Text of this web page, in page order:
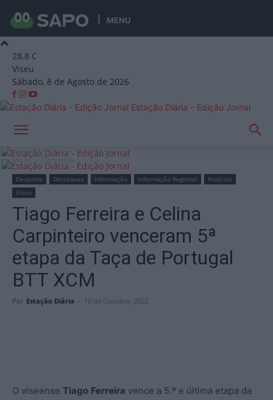
MENU
28.8 C
Viseu
Sábado, 8 de Agosto de 2026
Estação Diária – Edição Jornal
Início Desporto
Desporto Destaques Informação Informação Regional
Notícias
Viseu
Tiago Ferreira e Celina
Carpinteiro venceram 5ª
etapa da Taça de Portugal
BTT XCM
Por Estação Diária - 10 de Outubro, 2022
O viseense Tiago Ferreira vence a 5.ª e última etapa da